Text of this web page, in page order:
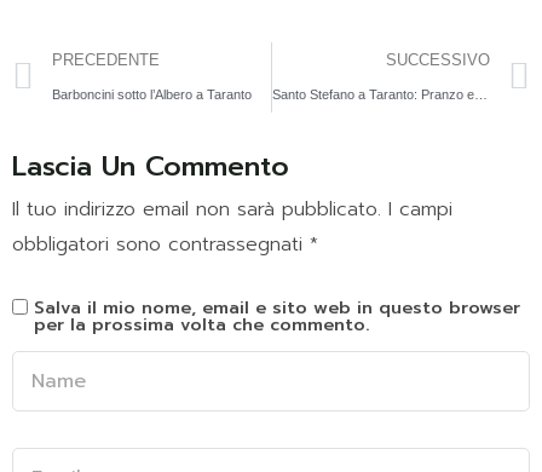
PRECEDENTE
Barboncini sotto l’Albero a Taranto
SUCCESSIVO
Santo Stefano a Taranto: Pranzo e Cena con Animazione al Springfield2015
Lascia Un Commento
Il tuo indirizzo email non sarà pubblicato. I campi
obbligatori sono contrassegnati *
Salva il mio nome, email e sito web in questo browser
per la prossima volta che commento.